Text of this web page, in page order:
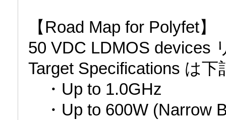
【Road Map for Polyfet】
50 VDC LDMOS devices
Target Specifications は
・Up to 1.0GHz
・Up to 600W (Narrow